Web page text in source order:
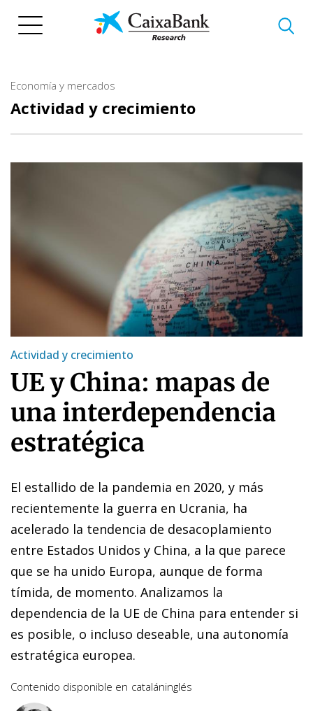
Economía y mercados
Actividad y crecimiento
Actividad y crecimiento
UE y China: mapas de
una interdependencia
estratégica
El estallido de la pandemia en 2020, y más
recientemente la guerra en Ucrania, ha
acelerado la tendencia de desacoplamiento
entre Estados Unidos y China, a la que parece
que se ha unido Europa, aunque de forma
tímida, de momento. Analizamos la
dependencia de la UE de China para entender si
es posible, o incluso deseable, una autonomía
estratégica europea.
Contenido disponible en cataláninglés